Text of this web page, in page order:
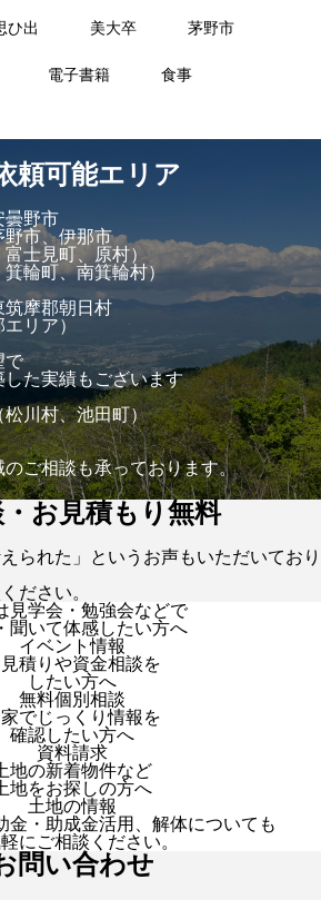
ひ出 美大卒 茅野市
電子書籍 食事
頼可能エリア
曇野市
野市、伊那市
士見町、原村）
輪町、南箕輪村）
筑摩郡朝日村
リア）
で
した実績もございます
川村、池田町）
ご相談も承っております。
お見積もり無料
られた」というお声もいただいており
ださい。
見学会・勉強会などで
聞いて体感したい方へ
イベント情報
積りや資金相談を
したい方へ
無料個別相談
でじっくり情報を
確認したい方へ
資料請求
地の新着物件など
地をお探しの方へ
土地の情報
金・助成金活用、解体についても
にご相談ください。
問い合わせ